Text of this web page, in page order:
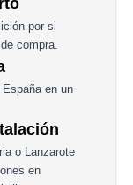
por si
compra.
en un
o Lanzarote
en